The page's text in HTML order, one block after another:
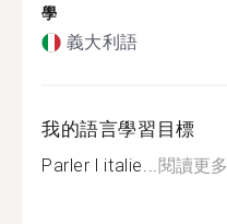
學
義大利語
我的語言學習目標
Parler l italie...閱讀更多